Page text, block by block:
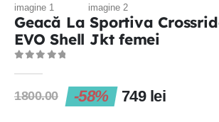
Geacă La Sportiva
EVO Shell Jkt femei
1800.00 -58% 749 lei